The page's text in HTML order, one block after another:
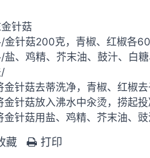
针菇
金针菇200克，青椒、红椒各60
盐、鸡精、芥末油、鼓汁、白糖
针菇去蒂洗净，青椒、红椒去
针菇放入沸水中汆烫，捞起投
针菇用盐、鸡精、芥末油、豉
藏 打印